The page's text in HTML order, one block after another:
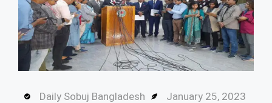
Daily Sobuj Bangladesh
January 25, 2023